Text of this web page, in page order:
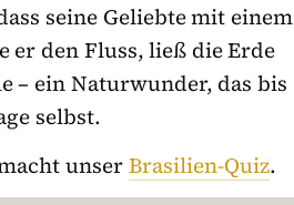
seine Geliebte mit einem
er den Fluss, ließ die Erde
– ein Naturwunder, das bis
selbst.
unserBrasilien-Quiz.